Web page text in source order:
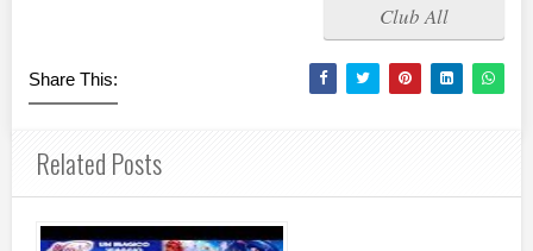
Club All
Share This:
Related Posts